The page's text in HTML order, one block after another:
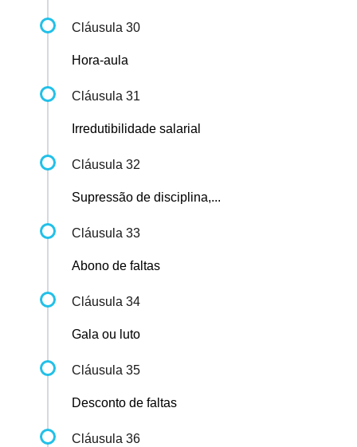
Cláusula 30
Hora-aula
Cláusula 31
Irredutibilidade salarial
Cláusula 32
Supressão de disciplina,...
Cláusula 33
Abono de faltas
Cláusula 34
Gala ou luto
Cláusula 35
Desconto de faltas
Cláusula 36